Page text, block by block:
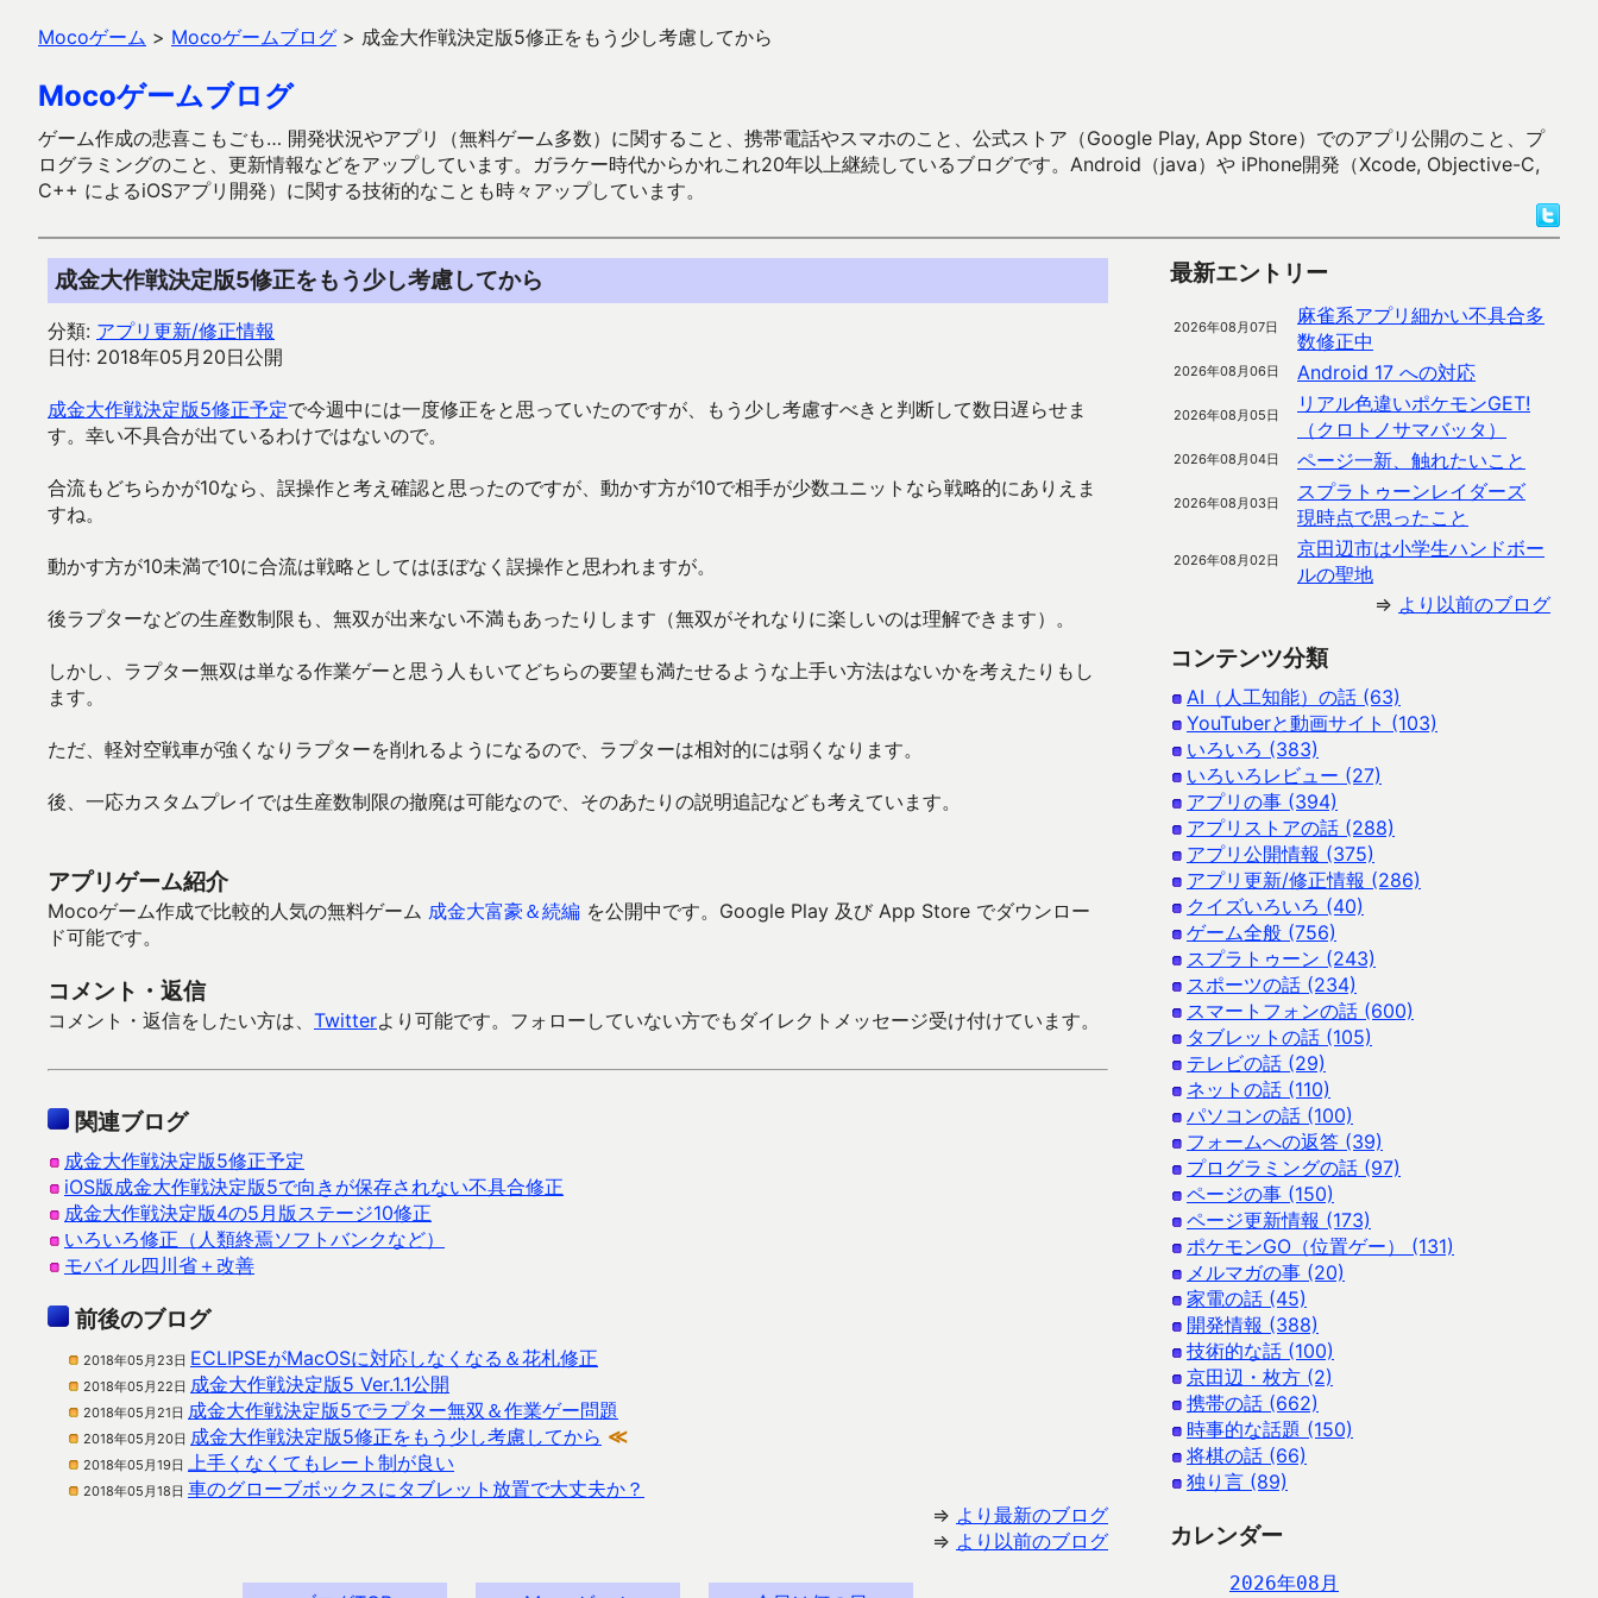
Mocoゲーム > Mocoゲームブログ > 成金大作戦決定版5修正をもう少し考慮してから
Mocoゲームブログ
ゲーム作成の悲喜こもごも… 開発状況やアプリ（無料ゲーム多数）に関すること、携帯電話やスマホのこと、公式ストア（Google Play, App Store）でのアプリ公開のこと、プ
ログラミングのこと、更新情報などをアップしています。ガラケー時代からかれこれ20年以上継続しているブログです。Android（java）や iPhone開発（Xcode, Objective-C,
C++ によるiOSアプリ開発）に関する技術的なことも時々アップしています。
成金大作戦決定版5修正をもう少し考慮してから
分類: アプリ更新/修正情報
日付: 2018年05月20日公開
成金大作戦決定版5修正予定で今週中には一度修正をと思っていたのですが、もう少し考慮すべきと判断して数日遅らせま
す。幸い不具合が出ているわけではないので。
合流もどちらかが10なら、誤操作と考え確認と思ったのですが、動かす方が10で相手が少数ユニットなら戦略的にありえま
すね。
動かす方が10未満で10に合流は戦略としてはほぼなく誤操作と思われますが。
後ラプターなどの生産数制限も、無双が出来ない不満もあったりします（無双がそれなりに楽しいのは理解できます）。
しかし、ラプター無双は単なる作業ゲーと思う人もいてどちらの要望も満たせるような上手い方法はないかを考えたりもし
ます。
ただ、軽対空戦車が強くなりラプターを削れるようになるので、ラプターは相対的には弱くなります。
後、一応カスタムプレイでは生産数制限の撤廃は可能なので、そのあたりの説明追記なども考えています。
アプリゲーム紹介
Mocoゲーム作成で比較的人気の無料ゲーム 成金大富豪＆続編 を公開中です。Google Play 及び App Store でダウンロー
ド可能です。
コメント・返信
コメント・返信をしたい方は、 Twitterより可能です。フォローしていない方でもダイレクトメッセージ受け付けています。
関連ブログ
成金大作戦決定版5修正予定
iOS版成金大作戦決定版5で向きが保存されない不具合修正
成金大作戦決定版4の5月版ステージ10修正
いろいろ修正（人類終焉ソフトバンクなど）
モバイル四川省＋改善
前後のブログ
2018年05月23日 ECLIPSEがMacOSに対応しなくなる＆花札修正
2018年05月22日 成金大作戦決定版5 Ver.1.1公開
2018年05月21日 成金大作戦決定版5でラプター無双＆作業ゲー問題
2018年05月20日 成金大作戦決定版5修正をもう少し考慮してから ≪
2018年05月19日 上手くなくてもレート制が良い
2018年05月18日 車のグローブボックスにタブレット放置で大丈夫か？
⇒ より最新のブログ
⇒ より以前のブログ
最新エントリー
2026年08月07日
麻雀系アプリ細かい不具合多
数修正中
2026年08月06日 Android 17 への対応
2026年08月05日
リアル色違いポケモンGET!
（クロトノサマバッタ）
2026年08月04日 ページ一新、触れたいこと
2026年08月03日
スプラトゥーンレイダーズ
現時点で思ったこと
2026年08月02日
京田辺市は小学生ハンドボー
ルの聖地
⇒ より以前のブログ
コンテンツ分類
AI（人工知能）の話 (63)
YouTuberと動画サイト (103)
いろいろ (383)
いろいろレビュー (27)
アプリの事 (394)
アプリストアの話 (288)
アプリ公開情報 (375)
アプリ更新/修正情報 (286)
クイズいろいろ (40)
ゲーム全般 (756)
スプラトゥーン (243)
スポーツの話 (234)
スマートフォンの話 (600)
タブレットの話 (105)
テレビの話 (29)
ネットの話 (110)
パソコンの話 (100)
フォームへの返答 (39)
プログラミングの話 (97)
ページの事 (150)
ページ更新情報 (173)
ポケモンGO（位置ゲー） (131)
メルマガの事 (20)
家電の話 (45)
開発情報 (388)
技術的な話 (100)
京田辺・枚方 (2)
携帯の話 (662)
時事的な話題 (150)
将棋の話 (66)
独り言 (89)
カレンダー
2026年08月